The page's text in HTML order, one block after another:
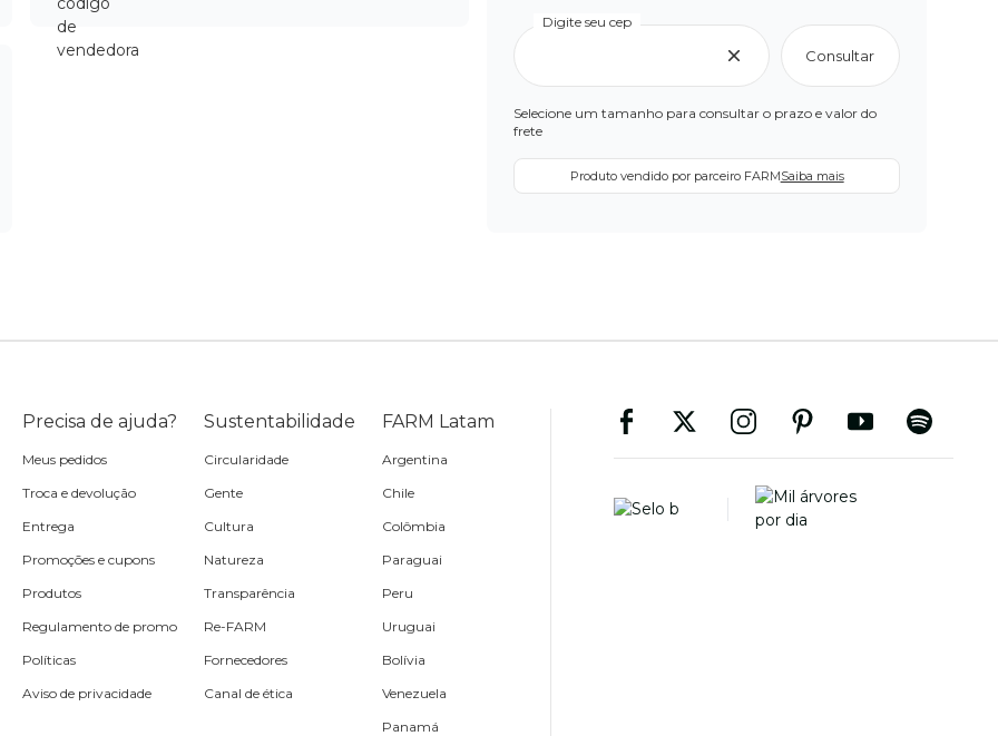
Digite seu cep
Consultar
Selecione um tamanho para consultar o prazo e valor do
frete
Produto vendido por parceiro FARMSaiba mais
Precisa de ajuda?
Meus pedidos
Troca e devolução
Entrega
Promoções e cupons
Produtos
Regulamento de promo
Políticas
Aviso de privacidade
Sustentabilidade
Circularidade
Gente
Cultura
Natureza
Transparência
Re-FARM
Fornecedores
Canal de ética
FARM Latam
Argentina
Chile
Colômbia
Paraguai
Peru
Uruguai
Bolívia
Venezuela
Panamá